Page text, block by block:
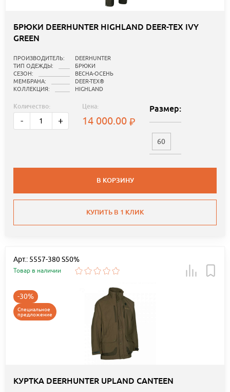
БРЮКИ DEERHUNTER HIGHLAND DEER-TEX IVY
GREEN
ПРОИЗВОДИТЕЛЬ:
DEERHUNTER
ТИП ОДЕЖДЫ:
БРЮКИ
СЕЗОН:
ВЕСНА-ОСЕНЬ
МЕМБРАНА:
DEER-TEX®
КОЛЛЕКЦИЯ:
HIGHLAND
Количество:
- +
Цена:
14 000.00
Размер:
60
В КОРЗИНУ
КУПИТЬ В 1 КЛИК
Арт.: 5557-380 S50%
Товар в наличии
-30%
Специальное
предложение
КУРТКА DEERHUNTER UPLAND CANTEEN